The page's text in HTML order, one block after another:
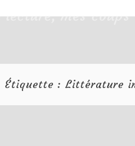
lecture, mes
Étiquette : Littérature